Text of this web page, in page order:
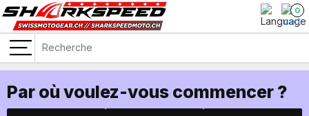
0
Par où voulez-vous commencer ?